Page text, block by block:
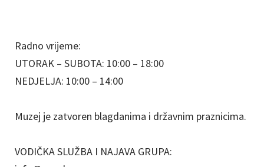
Radno vrijeme:
UTORAK – SUBOTA: 10:00 – 18:00
NEDJELJA: 10:00 – 14:00
Muzej je zatvoren blagdanima i državnim praznicima.
VODIČKA SLUŽBA I NAJAVA GRUPA: